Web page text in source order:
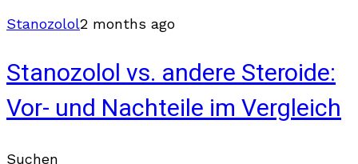
Stanozolol2 months ago
Stanozolol vs. andere Steroide:
Vor- und Nachteile im Vergleich
Suchen